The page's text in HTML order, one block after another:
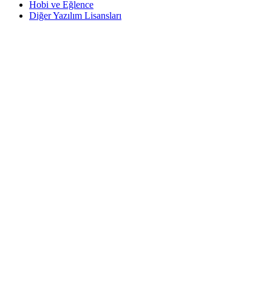
Hobi ve Eğlence
Diğer Yazılım Lisansları